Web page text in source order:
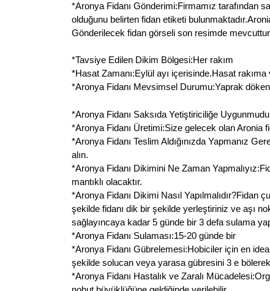
*Aronya Fidanı Gönderimi:Firmamız tarafından
olduğunu belirten fidan etiketi
Gönderilecek fidan görseli son resimde
*Tavsiye Edilen Dikim Bölgesi:Her rakım
*Hasat Zamanı:Eylül ayı içerisinde.Hasat
*Aronya Fidanı Mevsimsel Durumu:Yaprak
*Aronya Fidanı Saksıda Yetiştiriciliğe
*Aronya Fidanı Üretimi:Size gelecek olan Aronia
*Aronya Fidanı Teslim Aldığınızda Yapmanız
alın.
*Aronya Fidanı Dikimini Ne Zaman
mantıklı olacaktır.
*Aronya Fidanı Dikimi Nasıl Yapılmalıdır?Fidan
şekilde fidanı dik bir şekilde yerleştiriniz ve aşı
sağlayıncaya kadar 5 günde bir 3 defa sulama
*Aronya Fidanı Sulaması:15-20 günde bir
*Aronya Fidanı Gübrelemesi:Hobiciler için en
şekilde solucan veya yarasa gübresini 3 e
*Aronya Fidanı Hastalık ve Zaralı